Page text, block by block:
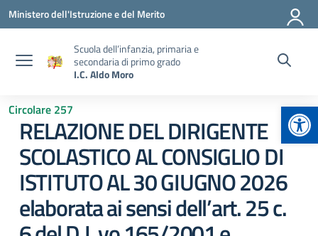
Vai ai contenuti
Vai al menu di navigazione
Vai al footer
Ministero dell'Istruzione e del Merito
Scuola dell’infanzia, primaria e
secondaria di primo grado
I.C. Aldo Moro
Circolare 257
RELAZIONE DEL DIRIGENTE
SCOLASTICO AL CONSIGLIO DI
ISTITUTO AL 30 GIUGNO 2026
elaborata ai sensi dell’art. 25 c.